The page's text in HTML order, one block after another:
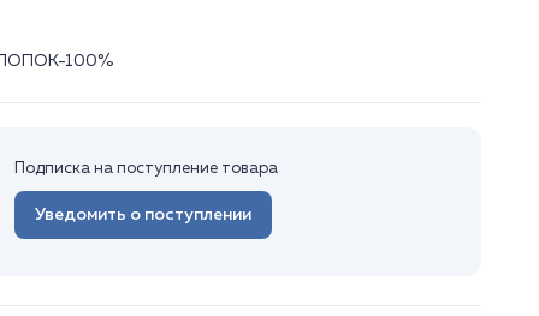
100%
Подписка на поступление товара
Уведомить о поступлении